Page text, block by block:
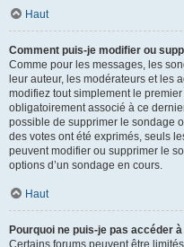
Haut
Comment puis-je modifier ou
Comme pour les messages, les
leur auteur, les modérateurs et les
modifiez tout simplement le
obligatoirement associé à ce
possible de supprimer le sondage
des votes ont été exprimés, seuls
peuvent modifier ou supprimer le
options d’un sondage en cours.
Haut
Pourquoi ne puis-je pas accéder
Certains forums peuvent être